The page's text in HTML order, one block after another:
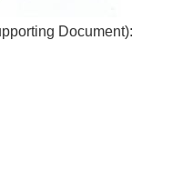
Document):